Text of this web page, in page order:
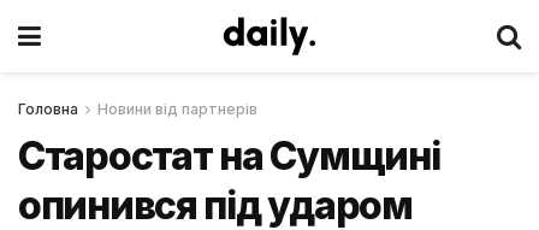
Головна Новини від партнерів
Старостат на Сумщині
опинився під ударом